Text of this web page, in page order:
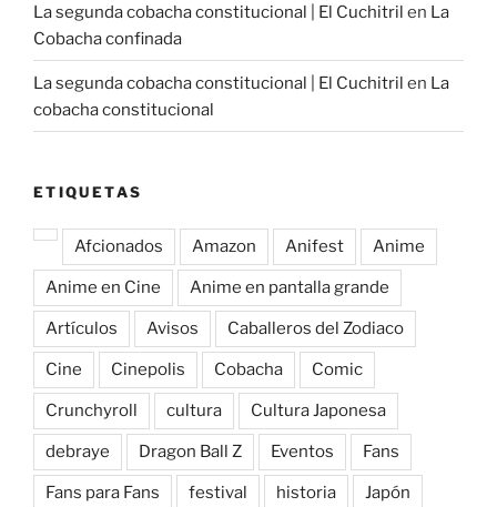
La segunda cobacha constitucional | El Cuchitril en La
Cobacha confinada
La segunda cobacha constitucional | El Cuchitril en La
cobacha constitucional
ETIQUETAS
Afcionados Amazon Anifest Anime
Anime en Cine Anime en pantalla grande
Artículos Avisos Caballeros del Zodiaco
Cine Cinepolis Cobacha Comic
Crunchyroll cultura Cultura Japonesa
debraye Dragon Ball Z Eventos Fans
Fans para Fans festival historia Japón